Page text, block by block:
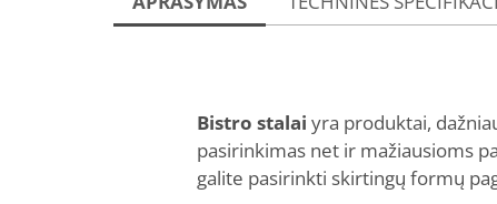
Bistro stalai yra produktai,
pasirinkimas net ir mažiausioms
galite pasirinkti skirtingų formų